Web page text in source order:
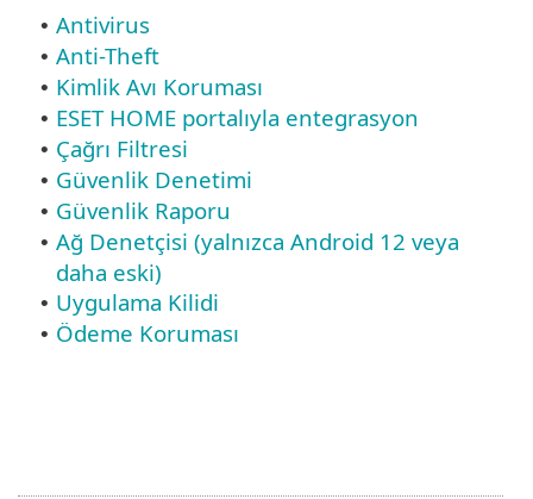
• Antivirus
• Anti-Theft
• Kimlik Avı Koruması
• ESET HOME portalıyla entegrasyon
• Çağrı Filtresi
• Güvenlik Denetimi
• Güvenlik Raporu
• Ağ Denetçisi (yalnızca Android 12 veya
daha eski)
• Uygulama Kilidi
• Ödeme Koruması